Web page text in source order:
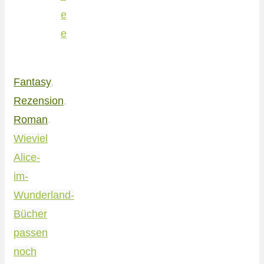
e
e
Fantasy,
Rezension,
Roman.
Wieviel
Alice-
im-
Wunderland-
Bücher
passen
noch